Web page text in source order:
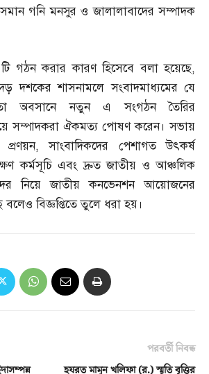
গনি মনসুর ও জালালাবাদের সম্পাদক
গঠন করার কারণ হিসেবে বলা হয়েছে,
দশকের শাসনামলে সংবাদমাধ্যমের যে
অবসানে নতুন এ সংগঠন তৈরির
সম্পাদকরা ঐকমত্য পোষণ করেন। সভায়
প্রণয়ন,সাংবাদিকদের পেশাগত উৎকর্ষ
কর্মসূচি এবং দ্রুত জাতীয় ও আঞ্চলিক
নিয়ে জাতীয় কনভেনশন আয়োজনের
বলেও বিজ্ঞপ্তিতে তুলে ধরা হয়।
পরবর্তী নিবন্ধ
হযরত মামুন খলিফা (র.) স্মৃতি বৃত্তির